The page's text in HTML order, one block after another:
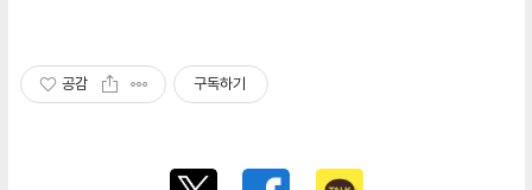
공감 구독하기